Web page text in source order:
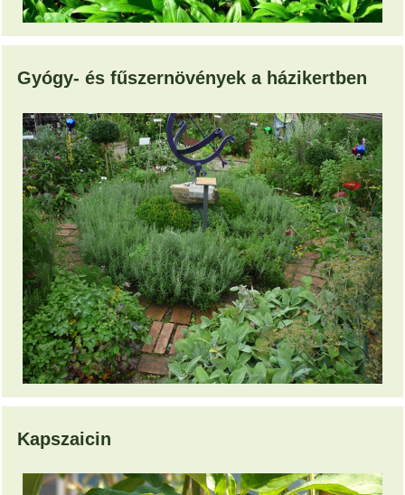
Gyógy- és fűszernövények a házikertben
Kapszaicin